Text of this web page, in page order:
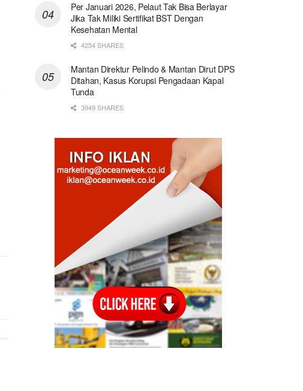
Per Januari 2026, Pelaut Tak Bisa Berlayar
Jika Tak Miliki Sertifikat BST Dengan
Kesehatan Mental
4254 SHARES
Mantan Direktur Pelindo & Mantan Dirut DPS
Ditahan, Kasus Korupsi Pengadaan Kapal
Tunda
3949 SHARES